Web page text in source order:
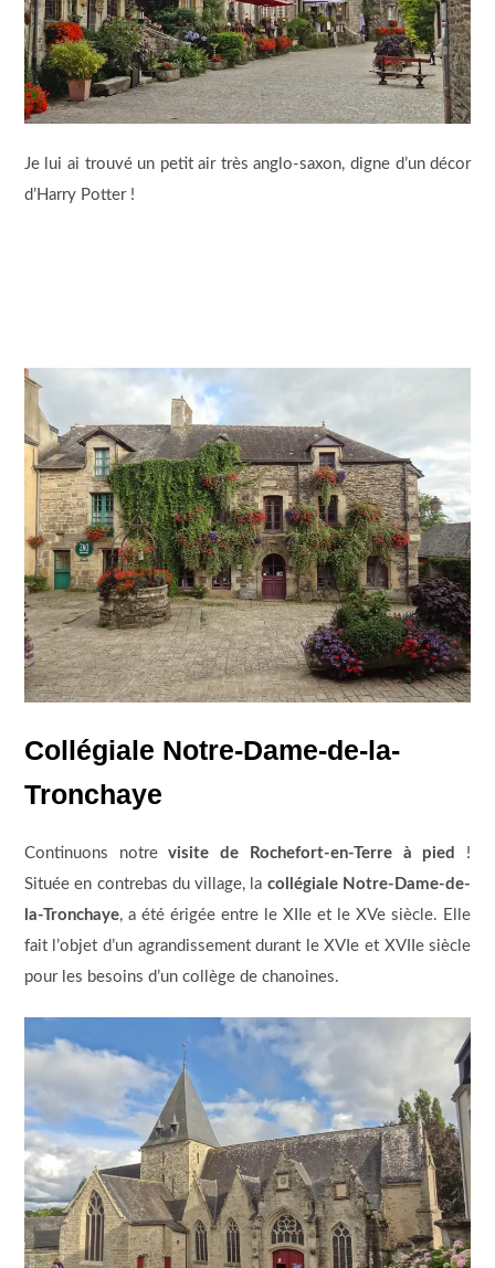
Je lui ai trouvé un petit air très anglo-saxon, digne d’un décor
d’Harry Potter !
Collégiale Notre-Dame-de-la-
Tronchaye
Continuons notrevisite de Rochefort-en-Terre à pied
!
Située en contrebas du village, la collégiale Notre-Dame-de-
la-Tronchaye, a été érigée entre le XIIe et le XVe siècle. Elle
fait l’objet d’un agrandissement durant le XVIe et XVIIe siècle
pour les besoins d’un collège de chanoines.